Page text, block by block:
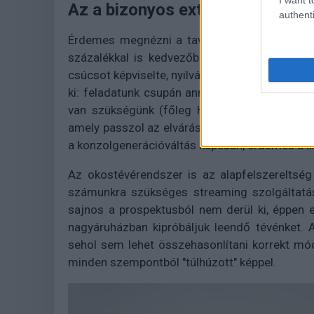
Az a bizonyos extra
Érdemes megnézni a tavalyi kínálatot is,
százalékkal is kedvezőbb lehet, mint a
csúcsot képviselte, nyilvánvalóan ma sem
ki: feladatunk csupán annyi, hogy át kell
van szükségünk (főleg HDMI, HDMI/MHL,
amely passzol az elvárásokhoz. Itt érdemes
a konzolgenerációváltás kapcsán, érdemes
Az okostévérendszer is az
számunkra szükséges streaming
sajnos a prospektusból nem derül ki, éppen
nagyáruházban kipróbáljuk leendő
sehol sem lehet összehasonlítani korrekt
minden szempontból "túlhúzott" képpel.